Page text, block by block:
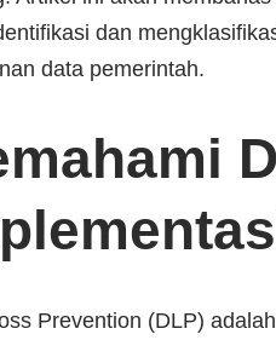
dan
data pemerintah.
Prevention (DLP)